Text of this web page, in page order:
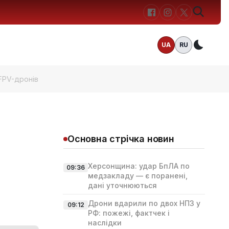
UA RU
дронів
Основна стрічка новин
09:36 Херсонщина: удар БпЛА по
медзакладу — є поранені,
дані уточнюються
09:12 Дрони вдарили по двох НПЗ у
РФ: пожежі, фактчек і
наслідки